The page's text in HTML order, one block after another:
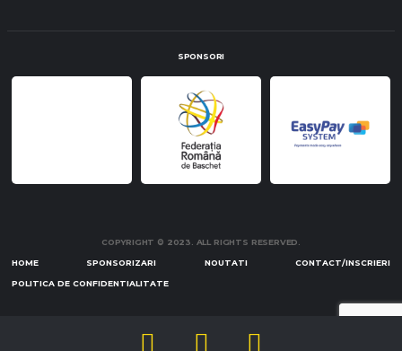
SPONSORI
COPYRIGHT © 2023. ALL RIGHTS RESERVED.
HOME SPONSORIZARI NOUTATI CONTACT/INSCRIERI
POLITICA DE CONFIDENTIALITATE